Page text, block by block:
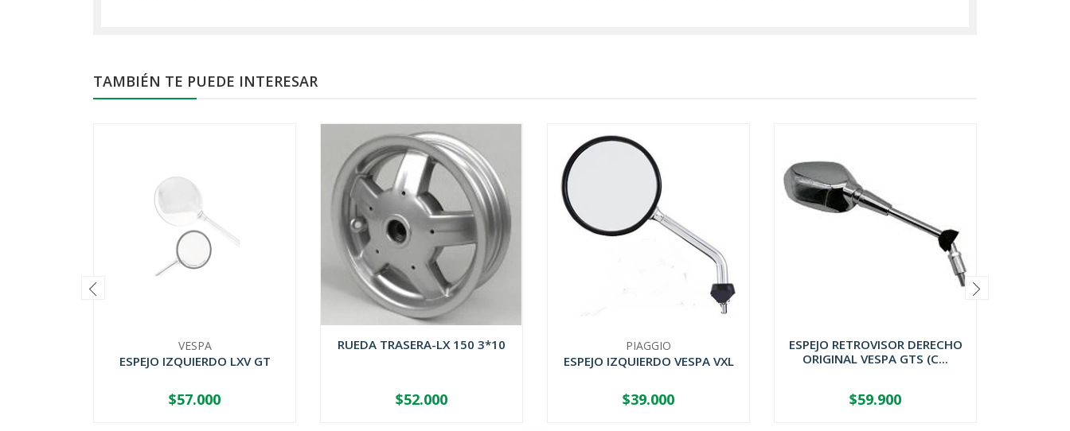
TAMBIÉN TE PUEDE INTERESAR
VESPA
ESPEJO IZQUIERDO LXV GT
AGOTADO
$57.000
RUEDA TRASERA-LX 150 3*10
+
$52.000
PIAGGIO
ESPEJO IZQUIERDO VESPA VXL
+
$39.000
ESPEJO RETROVISOR DERECHO
ORIGINAL VESPA GTS (C...
+
$59.900